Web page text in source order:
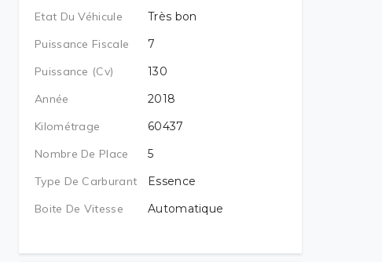
Etat Du Véhicule
Très bon
Puissance Fiscale
7
Puissance (cv)
130
Année
2018
Kilométrage
60437
Nombre De Place
5
Type De Carburant
Essence
Boite De Vitesse
Automatique